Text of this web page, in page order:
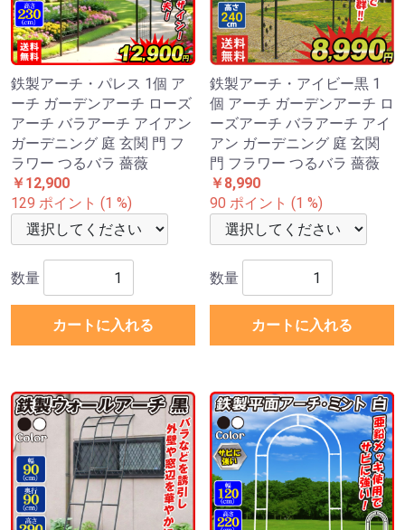
鉄製アーチ・パレス 1個 ア
ーチ ガーデンアーチ ローズ
アーチ バラアーチ アイアン
ガーデニング 庭 玄関 門 フ
ラワー つるバラ 薔薇
￥12,900
129 ポイント (1 %)
数量
カートに入れる
鉄製アーチ・アイビー黒 1
個 アーチ ガーデンアーチ ロ
ーズアーチ バラアーチ アイ
アン ガーデニング 庭 玄関
門 フラワー つるバラ 薔薇
￥8,990
90 ポイント (1 %)
数量
カートに入れる